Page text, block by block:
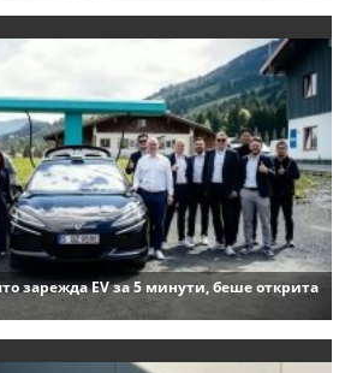
зарежда EV за 5 минути, беше открита